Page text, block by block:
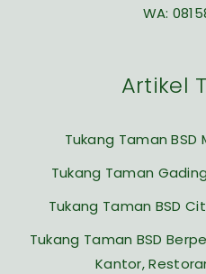
WA:
Artikel
Tukang Taman BSD
Tukang Taman
Tukang Taman BSD
Tukang Taman BSD
Kantor,